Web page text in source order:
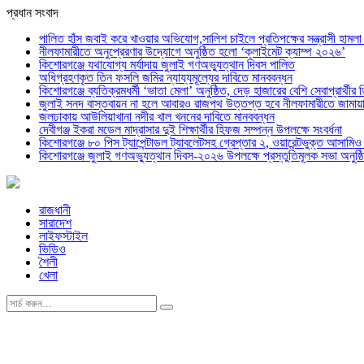
প্রধান সংবাদ
পালিত হাঁস জবাই করে খাওয়ার অভিযোগ,সালিশ চাইলে প্রতিপক্ষের সন্ত্রাসী
নীলফামারীতে অনুপ্রেরণার উদ্যোগে অনুষ্ঠিত হলো ‘ক্লাইমেট ক্যাম্প ২০২৬’
কিশোরগঞ্জে যথাযোগ্য মর্যাদায় জুলাই গণঅভ্যুত্থান দিবস পালিত
অধিগ্রহণকৃত তিন ফসলি জমির ন্যায্যমূল্যের দাবিতে মানববন্ধন
কিশোরগঞ্জে ব্যতিক্রমধর্মী ‘ভাতা মেলা’ অনুষ্ঠিত, দেড় হাজারের বেশি সেবাপ্রার্থীর
জুলাই সনদ বাস্তবায়ন না হলে আবারও রাজপথ উত্তপ্ত হবে নীলফামারীতে
জলঢাকায় আউলিয়াখানা নদীর খাল খননের দাবিতে মানববন্ধন
দেবীগঞ্জ ইকরা মডেল মাদ্রাসার দুই শিক্ষার্থীর হিফজ সম্পন্ন উপলক্ষে সংবর্ধনা
কিশোরগঞ্জে ৮০ পিস ট্যাপেন্টাডল ট্যাবলেটসহ গ্রেপ্তার ২, ওয়ারেন্টভুক্ত
কিশোরগঞ্জে জুলাই গণঅভ্যুত্থান দিবস-২০২৬ উপলক্ষে প্রস্তুতিমূলক সভা
রাজধানী
সারাদেশ
লাইফস্টাইল
ভিডিও
শৈলী
খেলা